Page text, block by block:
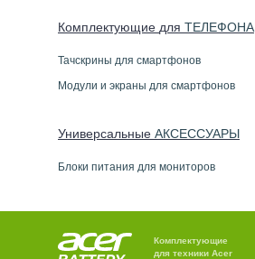
Комплектующие для ТЕЛЕФОНА
Тачскрины для смартфонов
Модули и экраны для смартфонов
Универсальные АКСЕССУАРЫ
Блоки питания для мониторов
Комплектующие
для техники Acer